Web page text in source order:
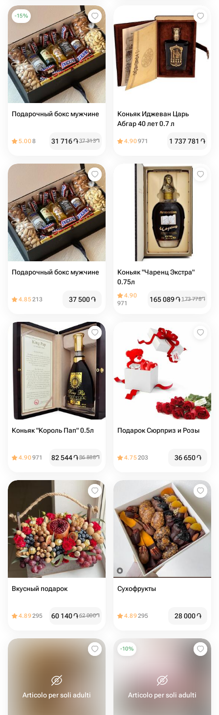
-15%
Подарочный бокс мужчине
5.008 31 716֏37 313֏
Коньяк Иджеван Царь
Абгар 40 лет 0.7 л
4.90971 1 737 781 ֏
Подарочный бокс мужчине
4.85213 37 500֏
Коньяк "Чаренц Экстра"
0.75л
4.90
971
165 089֏ 173 778֏
Коньяк "Король Пап" 0.5л
4.90971 82 544֏86 888֏
Подарок Сюрприз и Розы
4.75203 36 650֏
Вкусный подарок
4.89295 60 140֏62 000֏
Сухофрукты
4.89295 28 000֏
Articolo per soli adulti
-10%
Articolo per soli adulti